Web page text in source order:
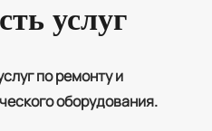
услуг
по ремонту и
оборудования.